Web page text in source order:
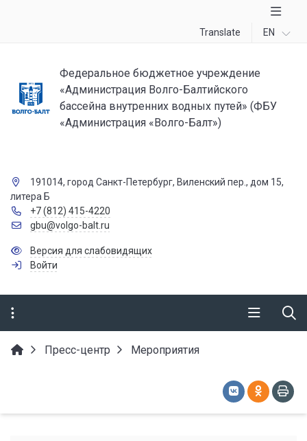
Translate EN
Федеральное бюджетное учреждение
«Администрация Волго-Балтийского
бассейна внутренних водных путей» (ФБУ
«Администрация «Волго-Балт»)
191014, город Санкт-Петербург, Виленский пер., дом 15,
литера Б
+7 (812) 415-4220
gbu@volgo-balt.ru
Версия для слабовидящих
Войти
Пресс-центр Мероприятия